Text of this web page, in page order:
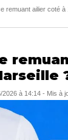
remuant ailier coté
2026 à 14:14 - Mis à